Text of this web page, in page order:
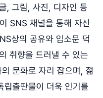
, 그림, 사진, 디자인 등
SNS 채널을 통해 자신
상의 공유와 입소문 덕
취향을 드러낼 수 있는
문화로 자리 잡으며, 젊
립출판물이 더욱 인기를